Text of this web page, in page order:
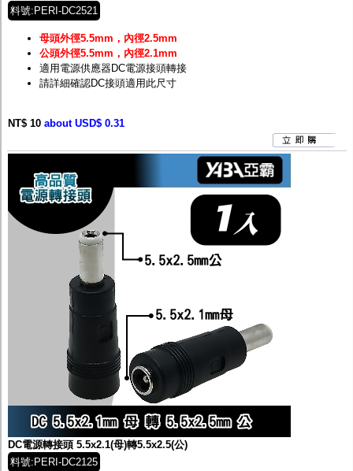
料號:PERI-DC2521
母頭外徑5.5mm，內徑2.5mm
公頭外徑5.5mm，內徑2.1mm
適用電源供應器DC電源接頭轉接
請詳細確認DC接頭適用此尺寸
NT$ 10 about USD$ 0.31
DC電源轉接頭 5.5x2.1(母)轉5.5x2.5(公)
料號:PERI-DC2125